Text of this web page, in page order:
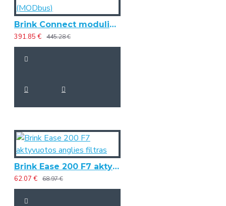
Brink Connect modulis (MODbus)
391.85 € 445.28 €
Brink Ease 200 F7 aktyvuotos anglies filtras
62.07 € 68.97 €